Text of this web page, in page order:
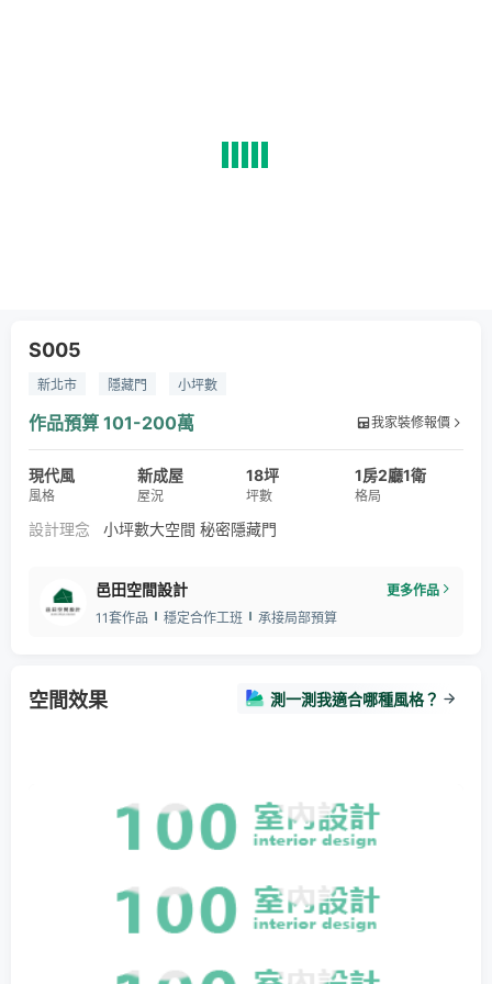
S005
新北市 隱藏門 小坪數
作品預算 101-200萬 我家裝修報價
現代風
風格
新成屋
屋況
18坪
坪數
1房2廳1衛
格局
設計理念 小坪數大空間 秘密隱藏門
邑田空間設計
更多作品
11套作品
穩定合作工班 承接局部預算
空間效果 測一測我適合哪種風格？